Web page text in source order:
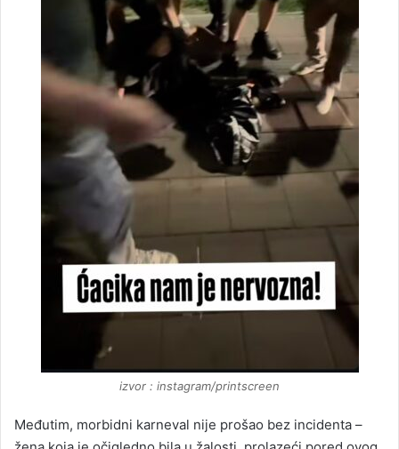
izvor : instagram/printscreen
Međutim, morbidni karneval nije prošao bez incidenta –